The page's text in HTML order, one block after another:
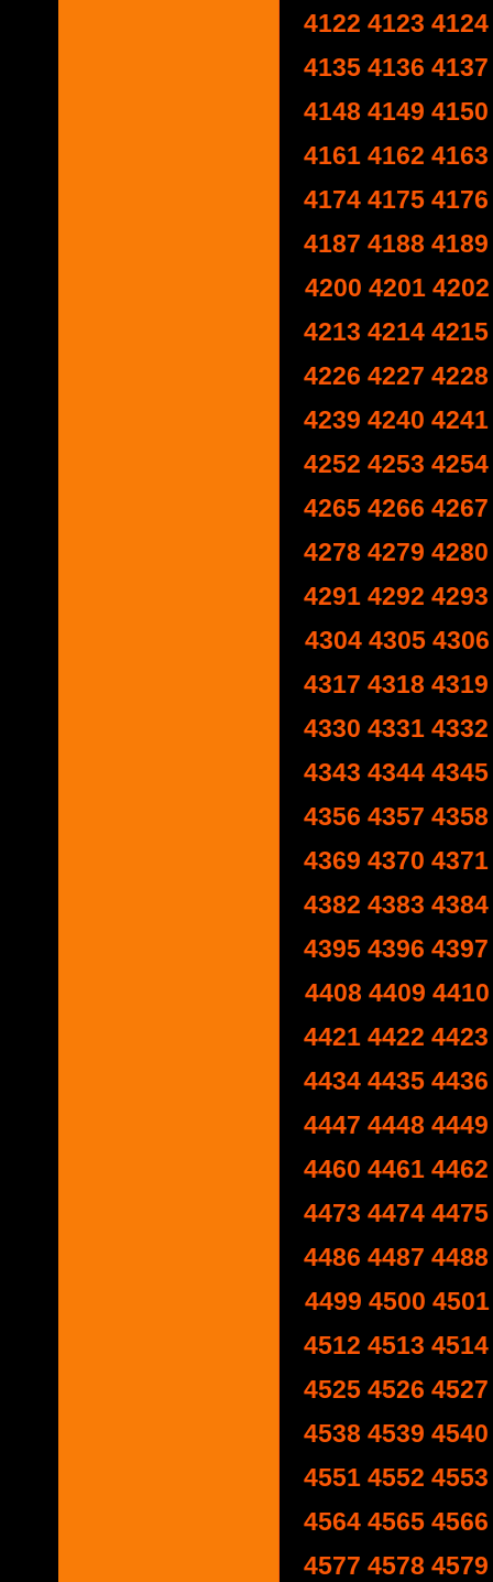
4122 4123 4124
4135 4136 4137
4148 4149 4150
4161 4162 4163
4174 4175 4176
4187 4188 4189
4200 4201 4202
4213 4214 4215
4226 4227 4228
4239 4240 4241
4252 4253 4254
4265 4266 4267
4278 4279 4280
4291 4292 4293
4304 4305 4306
4317 4318 4319
4330 4331 4332
4343 4344 4345
4356 4357 4358
4369 4370 4371
4382 4383 4384
4395 4396 4397
4408 4409 4410
4421 4422 4423
4434 4435 4436
4447 4448 4449
4460 4461 4462
4473 4474 4475
4486 4487 4488
4499 4500 4501
4512 4513 4514
4525 4526 4527
4538 4539 4540
4551 4552 4553
4564 4565 4566
4577 4578 4579